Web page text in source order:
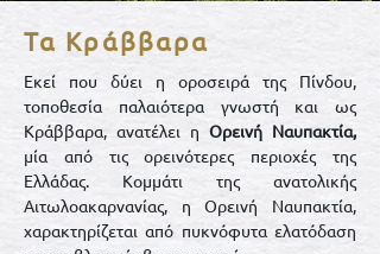
Τα Κράββαρα
Εκεί που δύει η οροσειρά της Πίνδου,
τοποθεσία παλαιότερα γνωστή και ως
Κράββαρα, ανατέλει η Ορεινή Ναυπακτία,
μία από τις ορεινότερες περιοχές της
Ελλάδας. Κομμάτι της ανατολικής
Αιτωλοακαρνανίας, η Ορεινή Ναυπακτία,
χαρακτηρίζεται από πυκνόφυτα ελατόδαση